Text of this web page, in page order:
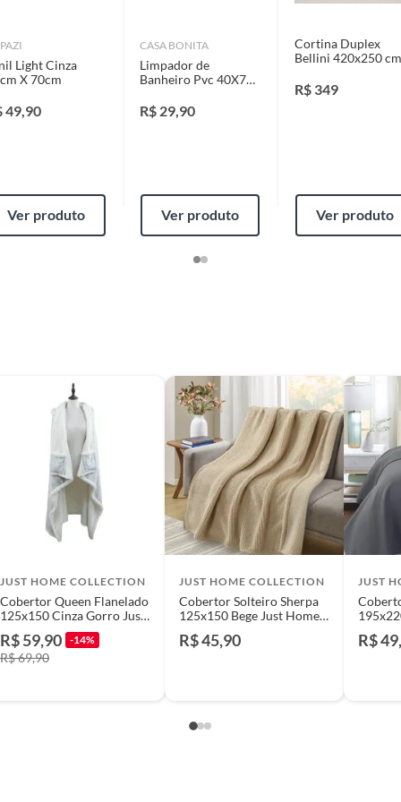
ou acaba com o primeiro uso ou em pouco tempo.
do vício.
disponível em sua loja em até 30 (trinta) dias,
pisos, porcelanatos, revestimentos, pastilhas,
a respectiva Nota Fiscal, quando será agendada
A resposta ao cliente deverá ser imediata. Sendo
dias, a contar da data da visita técnica.
poderá ser substituído, imediatamente, acrescido
negociados diretamente entre o Diretor de Loja ou
poderá optar por:
condições de uso;
Light Cinza
X 70cm
49,90
Ver produto
CASA BONITA
Limpador de
Banheiro Pvc 40X70
R$ 29,90
Ver produto
Cortina Duplex
Bellini 420x250 cm
R$ 349
Ver produto
JUST HOME COLLECTION
Cobertor Queen Flanelado
125x150 Cinza Gorro Just
Home Collection
R$ 59,90 -14%
R$ 69,90
JUST HOME COLLECTION
Cobertor Solteiro Sherpa
125x150 Bege Just Home
R$ 45,90
JUST
R$